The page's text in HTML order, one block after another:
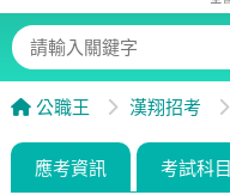
公職王 漢翔招考
應考資訊 考試科目